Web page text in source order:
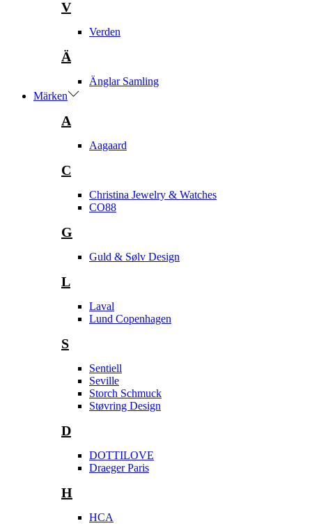
V
Verden
Ä
Änglar Samling
Märken
A
Aagaard
C
Christina Jewelry & Watches
CO88
G
Guld & Sølv Design
L
Laval
Lund Copenhagen
S
Sentiell
Seville
Storch Schmuck
Støvring Design
D
DOTTILOVE
Draeger Paris
H
HCA